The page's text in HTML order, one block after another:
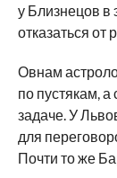
у Близнецов в
отказаться
Овнам
по пустякам, а
задаче. У
для
Почти то же